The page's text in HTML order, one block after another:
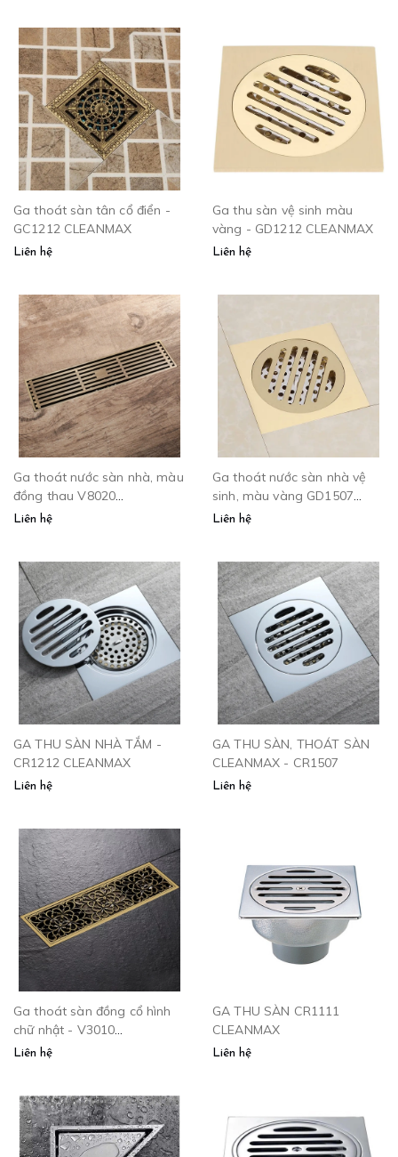
Ga thoát sàn tân cổ điển -
GC1212 CLEANMAX
Liên hệ
Ga thu sàn vệ sinh màu
vàng - GD1212 CLEANMAX
Liên hệ
Ga thoát nước sàn nhà, màu
đồng thau V8020
CLEANMAX
Liên hệ
Ga thoát nước sàn nhà vệ
sinh, màu vàng GD1507
CLEANMAX
Liên hệ
GA THU SÀN NHÀ TẮM -
CR1212 CLEANMAX
Liên hệ
GA THU SÀN, THOÁT SÀN
CLEANMAX - CR1507
Liên hệ
Ga thoát sàn đồng cổ hình
chữ nhật - V3010
CLEANMAX
Liên hệ
GA THU SÀN CR1111
CLEANMAX
Liên hệ